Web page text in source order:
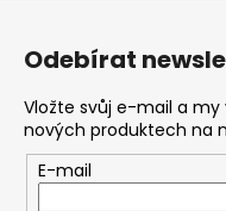
Odebírat
Vložte svůj e-mail a
nových produktech na
E-mail